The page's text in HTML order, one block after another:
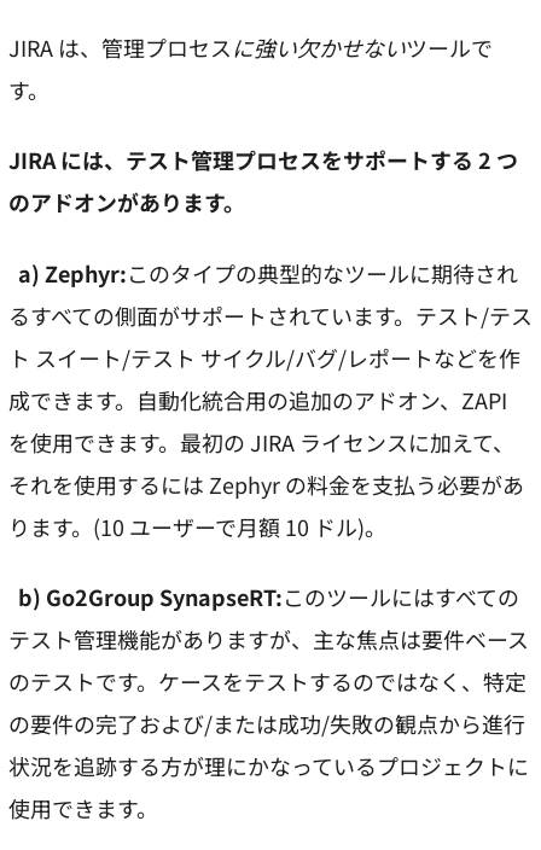
JIRA は、管理プロセスに強い欠かせないツールで
す。
JIRA には、テスト管理プロセスをサポートする 2 つ
のアドオンがあります。
a)Zephyr:このタイプの典型的なツールに期待され
るすべての側面がサポートされています。テスト/テス
ト スイート/テスト サイクル/バグ/レポートなどを作
成できます。自動化統合用の追加のアドオン、ZAPI
を使用できます。最初の JIRA ライセンスに加えて、
それを使用するには Zephyr の料金を支払う必要があ
ります。(10 ユーザーで月額 10 ドル)。
b) Go2Group SynapseRT:このツールにはすべての
テスト管理機能がありますが、主な焦点は要件ベース
のテストです。ケースをテストするのではなく、特定
の要件の完了および/または成功/失敗の観点から進行
状況を追跡する方が理にかなっているプロジェクトに
使用できます。